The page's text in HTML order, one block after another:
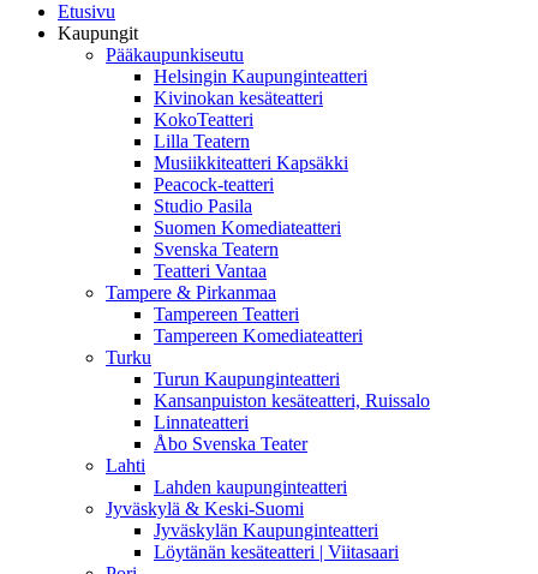
Etusivu
Kaupungit
Pääkaupunkiseutu
Helsingin Kaupunginteatteri
Kivinokan kesäteatteri
KokoTeatteri
Lilla Teatern
Musiikkiteatteri Kapsäkki
Peacock-teatteri
Studio Pasila
Suomen Komediateatteri
Svenska Teatern
Teatteri Vantaa
Tampere & Pirkanmaa
Tampereen Teatteri
Tampereen Komediateatteri
Turku
Turun Kaupunginteatteri
Kansanpuiston kesäteatteri, Ruissalo
Linnateatteri
Åbo Svenska Teater
Lahti
Lahden kaupunginteatteri
Jyväskylä & Keski-Suomi
Jyväskylän Kaupunginteatteri
Löytänän kesäteatteri | Viitasaari